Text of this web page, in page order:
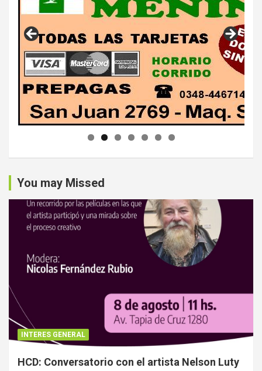
You may Missed
INTERES GENERAL
HCD: Conversatorio con el artista Nelson Luty